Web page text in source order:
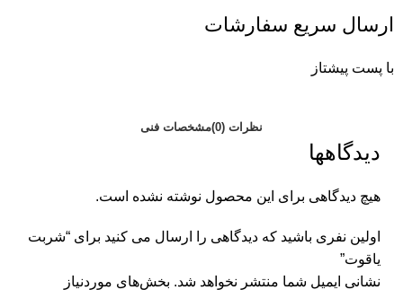
ارسال سریع سفارشات
با پست پیشتاز
نظرات (0) مشخصات فنی
دیدگاهها
هیچ دیدگاهی برای این محصول نوشته نشده است.
اولین نفری باشید که دیدگاهی را ارسال می کنید برای “شربت
یاقوت”
نشانی ایمیل شما منتشر نخواهد شد. بخش‌های موردنیاز